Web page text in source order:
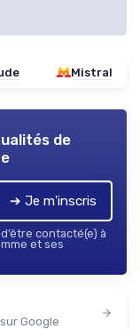
Mistral
de
➔ Je m'inscris
contacté(e) à
et ses
Google